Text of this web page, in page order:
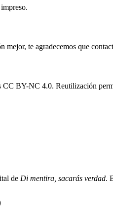
te agradecemos que
BY-NC 4.0. Reutilización
de Di mentira, sacarás verdad.